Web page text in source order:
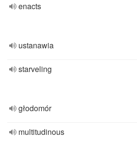
enacts
ustanawia
starveling
głodomór
multitudinous